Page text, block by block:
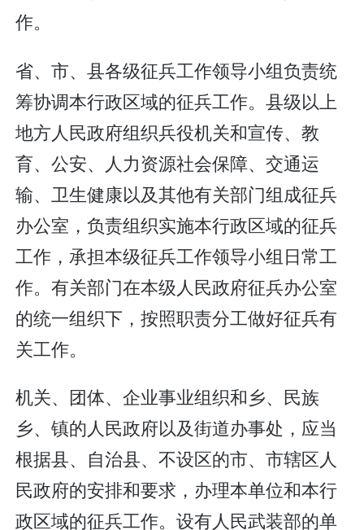
作。
省、市、县各级征兵工作领导小组负责统
筹协调本行政区域的征兵工作。县级以上
地方人民政府组织兵役机关和宣传、教
育、公安、人力资源社会保障、交通运
输、卫生健康以及其他有关部门组成征兵
办公室，负责组织实施本行政区域的征兵
工作，承担本级征兵工作领导小组日常工
作。有关部门在本级人民政府征兵办公室
的统一组织下，按照职责分工做好征兵有
关工作。
机关、团体、企业事业组织和乡、民族
乡、镇的人民政府以及街道办事处，应当
根据县、自治县、不设区的市、市辖区人
民政府的安排和要求，办理本单位和本行
政区域的征兵工作。设有人民武装部的单